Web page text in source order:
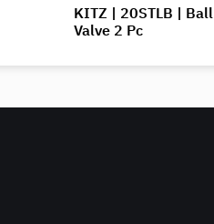
KITZ | 20STLB | Ball
Valve 2 Pc